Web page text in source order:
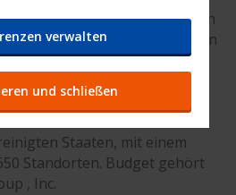
ist eine der bekanntesten
Welt mit rund 3.350 Standorten
Budget ist ein
der Autovermietung für
und betreibt auch das
im Bereich der Lkw-
Staaten, mit einem
Standorten. Budget gehört
, Inc.
verwalten
und schließen